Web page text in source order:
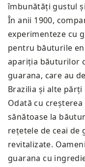
îmbunătăți gustul
În anii 1900,
experimenteze cu
pentru băuturile
apariția băuturilor
guarana, care au
Brazilia și alte părți
Odată cu
sănătoase la
rețetele de ceai de
revitalizate.
guarana cu